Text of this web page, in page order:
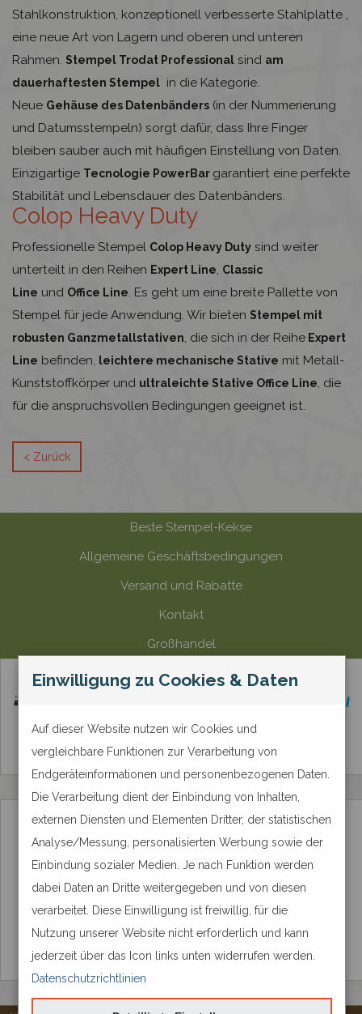
Stahlkonstruktion, konzeptionell verbesserte Stahlplatte ,
eine neue Art von Lagern und oberen und unteren
Rahmen. Stempel Trodat Professional sind am
dauerhaftesten Stempel in die Kategorie.
Neue Gehäuse des Datenbänders (in der Nummerierung
und Datumsstempeln) sorgt dafür, dass Ihre Finger
bleiben sauber auch mit häufigen Einstellung von Daten.
Einzigartige Tecnologie PowerBar garantiert eine perfekte
Stabilität und Lebensdauer des Datenbänders.
Colop Heavy Duty
Professionelle Stempel Colop Heavy Duty sind weiter
unterteilt in den Reihen Expert Line, Classic
Line und Office Line. Es geht um eine breite Pallette von
Stempel für jede Anwendung. Wir bieten Stempel mit
robusten Ganzmetallstativen, die sich in der Reihe Expert
Line befinden, leichtere mechanische Stative mit Metall-
Kunststoffkörper und ultraleichte Stative Office Line, die
für die anspruchsvollen Bedingungen geeignet ist.
< Zurück
Beste Stempel-Kekse
Allgemeine Geschäftsbedingungen
Versand und Rabatte
Kontakt
Großhandel
Einwilligung zu Cookies & Daten
Auf dieser Website nutzen wir Cookies und
vergleichbare Funktionen zur Verarbeitung von
Endgeräteinformationen und personenbezogenen Daten.
Die Verarbeitung dient der Einbindung von Inhalten,
externen Diensten und Elementen Dritter, der statistischen
Analyse/Messung, personalisierten Werbung sowie der
Einbindung sozialer Medien. Je nach Funktion werden
dabei Daten an Dritte weitergegeben und von diesen
verarbeitet. Diese Einwilligung ist freiwillig, für die
Nutzung unserer Website nicht erforderlich und kann
jederzeit über das Icon links unten widerrufen werden.
Datenschutzrichtlinien